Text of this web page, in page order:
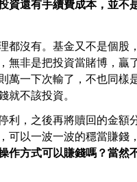
資還有手續費成本，並不
都沒有。基金又不是個股
無非是把投資當賭博，贏
萬一下次輸了，不也同樣
就不該投資。
利，之後再將贖回的金額
可以一波一波的穩當賺錢
作方式可以賺錢嗎？當然